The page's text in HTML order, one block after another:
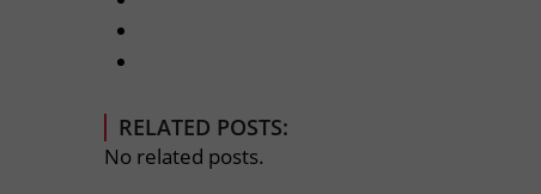
RELATED POSTS:
No related posts.